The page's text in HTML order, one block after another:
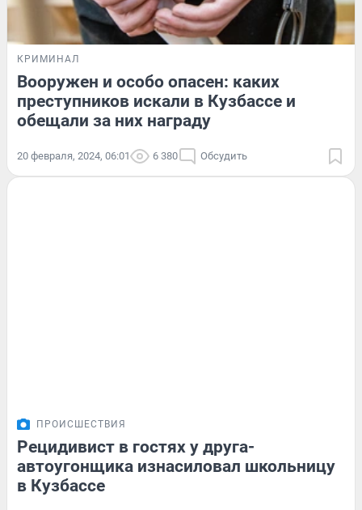
КРИМИНАЛ
Вооружен и особо опасен: каких
преступников искали в Кузбассе и
обещали за них награду
20 февраля, 2024, 06:01 6 380 Обсудить
ПРОИСШЕСТВИЯ
Рецидивист в гостях у друга-
автоугонщика изнасиловал школьницу
в Кузбассе